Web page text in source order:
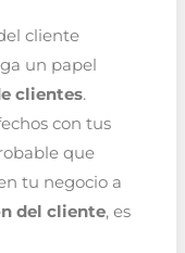
cliente
un papel
clientes.
con tus
que
tu negocio a
del cliente, es